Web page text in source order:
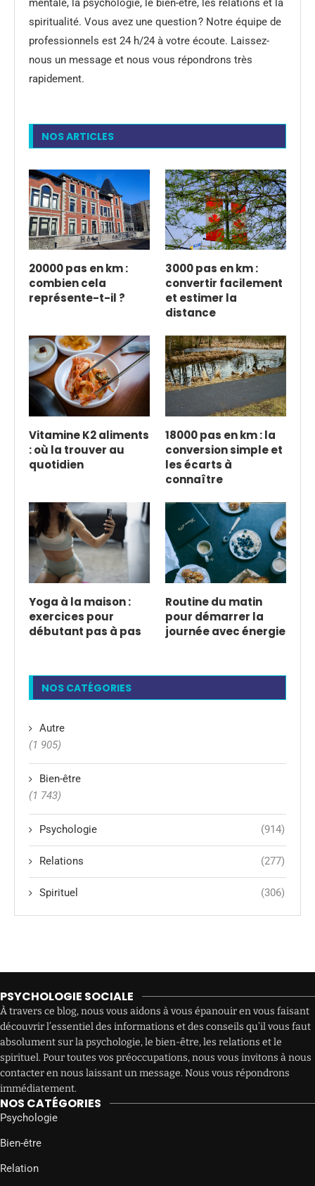
mentale, la psychologie, le bien-être, les relations et la
spiritualité. Vous avez une question ? Notre équipe de
professionnels est 24 h/24 à votre écoute. Laissez-
nous un message et nous vous répondrons très
rapidement.
NOS ARTICLES
20000 pas en km :
combien cela
représente-t-il ?
3000 pas en km :
convertir facilement
et estimer la
distance
Vitamine K2 aliments
: où la trouver au
quotidien
18000 pas en km : la
conversion simple et
les écarts à
connaître
Yoga à la maison :
exercices pour
débutant pas à pas
Routine du matin
pour démarrer la
journée avec énergie
NOS CATÉGORIES
Autre
(1 905)
Bien-être
(1 743)
Psychologie (914)
Relations (277)
Spirituel (306)
PSYCHOLOGIE SOCIALE
À travers ce blog, nous vous aidons à vous épanouir en vous faisant
découvrir l’essentiel des informations et des conseils qu’il vous faut
absolument sur la psychologie, le bien-être, les relations et le
spirituel. Pour toutes vos préoccupations, nous vous invitons à nous
contacter en nous laissant un message. Nous vous répondrons
immédiatement.
NOS CATÉGORIES
Psychologie
Bien-être
Relation